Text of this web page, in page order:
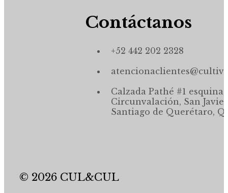
Contáctanos
+52 442 202 2328
Calzada Pathé #1 esquina,
Circunvalación, San
Santiago de Querétaro,
© 2026 CUL&CUL